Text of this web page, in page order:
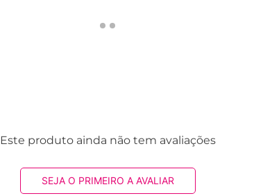
Este produto ainda não tem avaliações
SEJA O PRIMEIRO A AVALIAR